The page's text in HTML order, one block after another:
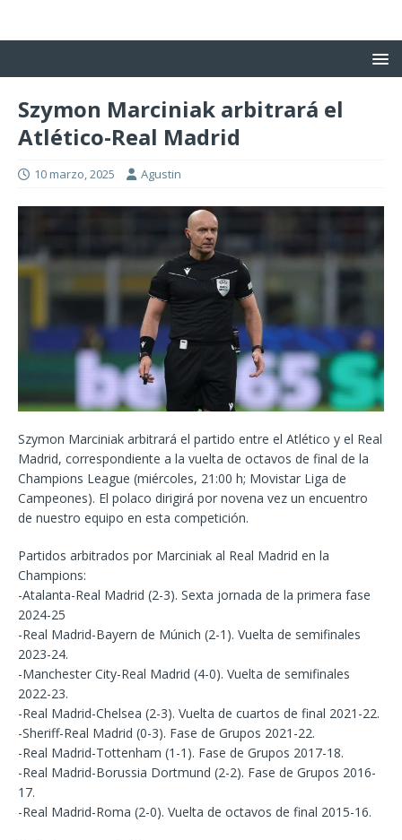
Szymon Marciniak arbitrará el
Atlético-Real Madrid
10 marzo, 2025 Agustin
Szymon Marciniak arbitrará el partido entre el Atlético y el Real
Madrid, correspondiente a la vuelta de octavos de final de la
Champions League (miércoles, 21:00 h; Movistar Liga de
Campeones). El polaco dirigirá por novena vez un encuentro
de nuestro equipo en esta competición.
Partidos arbitrados por Marciniak al Real Madrid en la
Champions:
-Atalanta-Real Madrid (2-3). Sexta jornada de la primera fase
2024-25
-Real Madrid-Bayern de Múnich (2-1). Vuelta de semifinales
2023-24.
-Manchester City-Real Madrid (4-0). Vuelta de semifinales
2022-23.
-Real Madrid-Chelsea (2-3). Vuelta de cuartos de final 2021-22.
-Sheriff-Real Madrid (0-3). Fase de Grupos 2021-22.
-Real Madrid-Tottenham (1-1). Fase de Grupos 2017-18.
-Real Madrid-Borussia Dortmund (2-2). Fase de Grupos 2016-
17.
-Real Madrid-Roma (2-0). Vuelta de octavos de final 2015-16.